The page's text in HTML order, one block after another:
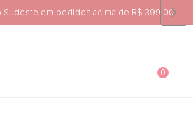
Sudeste em pedidos acima de R$ 399,00
0